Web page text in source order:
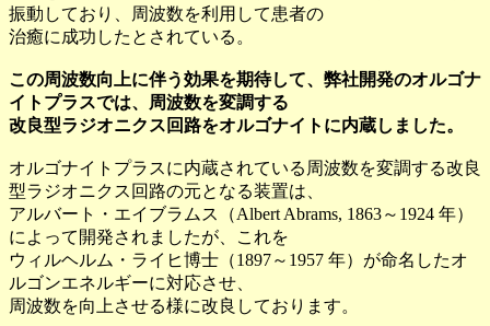
振動しており、周波数を利用して患者の
治癒に成功したとされている。
この周波数向上に伴う効果を期待して、弊社開発のオルゴナ
イトプラスでは、周波数を変調する
改良型ラジオニクス回路をオルゴナイトに内蔵しました。
オルゴナイトプラスに内蔵されている周波数を変調する改良
型ラジオニクス回路の元となる装置は、
アルバート・エイブラムス（Albert Abrams, 1863～1924 年）
によって開発されましたが、これを
ウィルヘルム・ライヒ博士（1897～1957 年）が命名したオ
ルゴンエネルギーに対応させ、
周波数を向上させる様に改良しております。